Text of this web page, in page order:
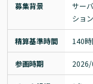
募集背景
サー
ショ
精算基準時間 140
参画時期